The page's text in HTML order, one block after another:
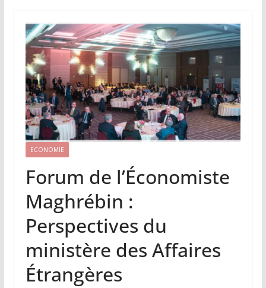
ECONOMIE
Forum de l’Économiste
Maghrébin :
Perspectives du
ministère des Affaires
Étrangères